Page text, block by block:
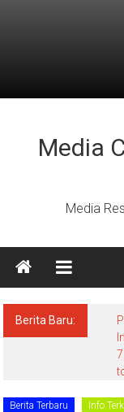
Media
Media
Berita Baru:
Berita Terbaru Info